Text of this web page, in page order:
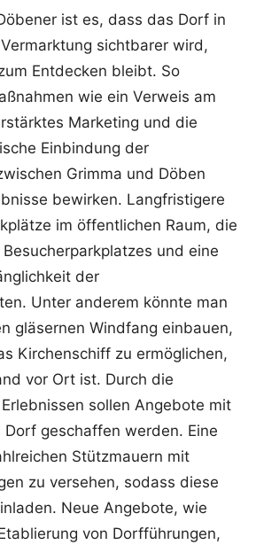
ist es, dass das Dorf in
sichtbarer wird,
Entdecken bleibt. So
wie ein Verweis am
Marketing und die
Einbindung der
Grimma und Döben
bewirken. Langfristigere
im öffentlichen Raum, die
und eine
der
Unter anderem könnte man
gläsernen Windfang einbauen,
Kirchenschiff zu ermöglichen,
vor Ort ist. Durch die
sollen Angebote mit
geschaffen werden. Eine
Stützmauern mit
zu versehen, sodass diese
Neue Angebote, wie
von Dorfführungen,